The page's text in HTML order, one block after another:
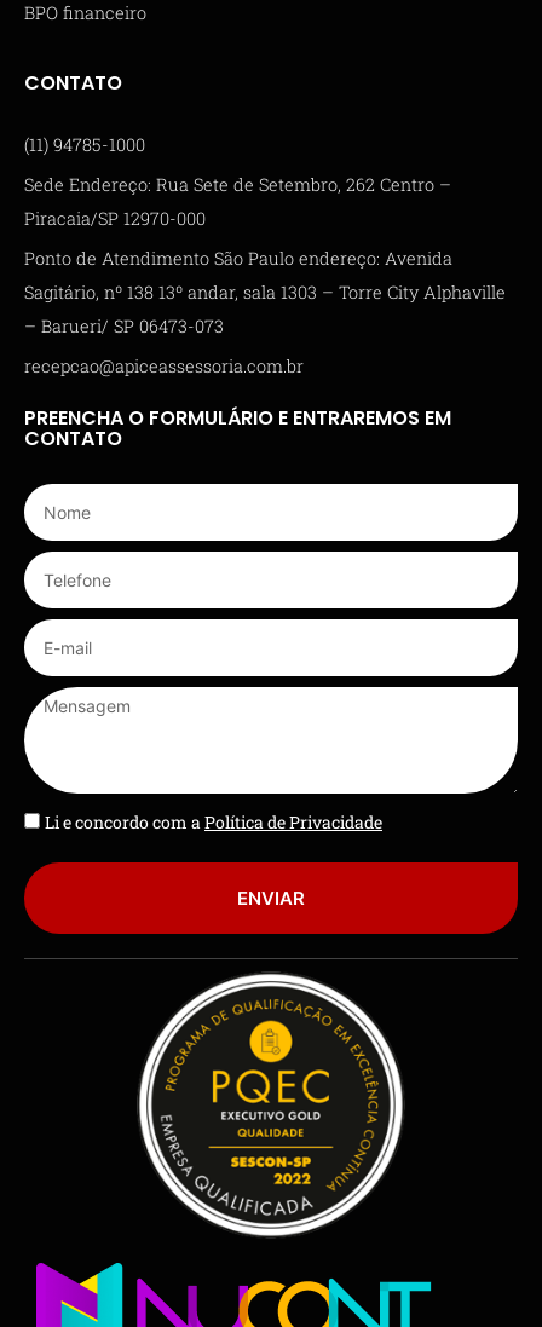
BPO financeiro
CONTATO
(11) 94785-1000
Sede Endereço: Rua Sete de Setembro, 262 Centro –
Piracaia/SP 12970-000
Ponto de Atendimento São Paulo endereço: Avenida
Sagitário, nº 138 13º andar, sala 1303 – Torre City Alphaville
– Barueri/ SP 06473-073
recepcao@apiceassessoria.com.br
PREENCHA O FORMULÁRIO E ENTRAREMOS EM
CONTATO
Li e concordo com aPolítica de Privacidade
ENVIAR